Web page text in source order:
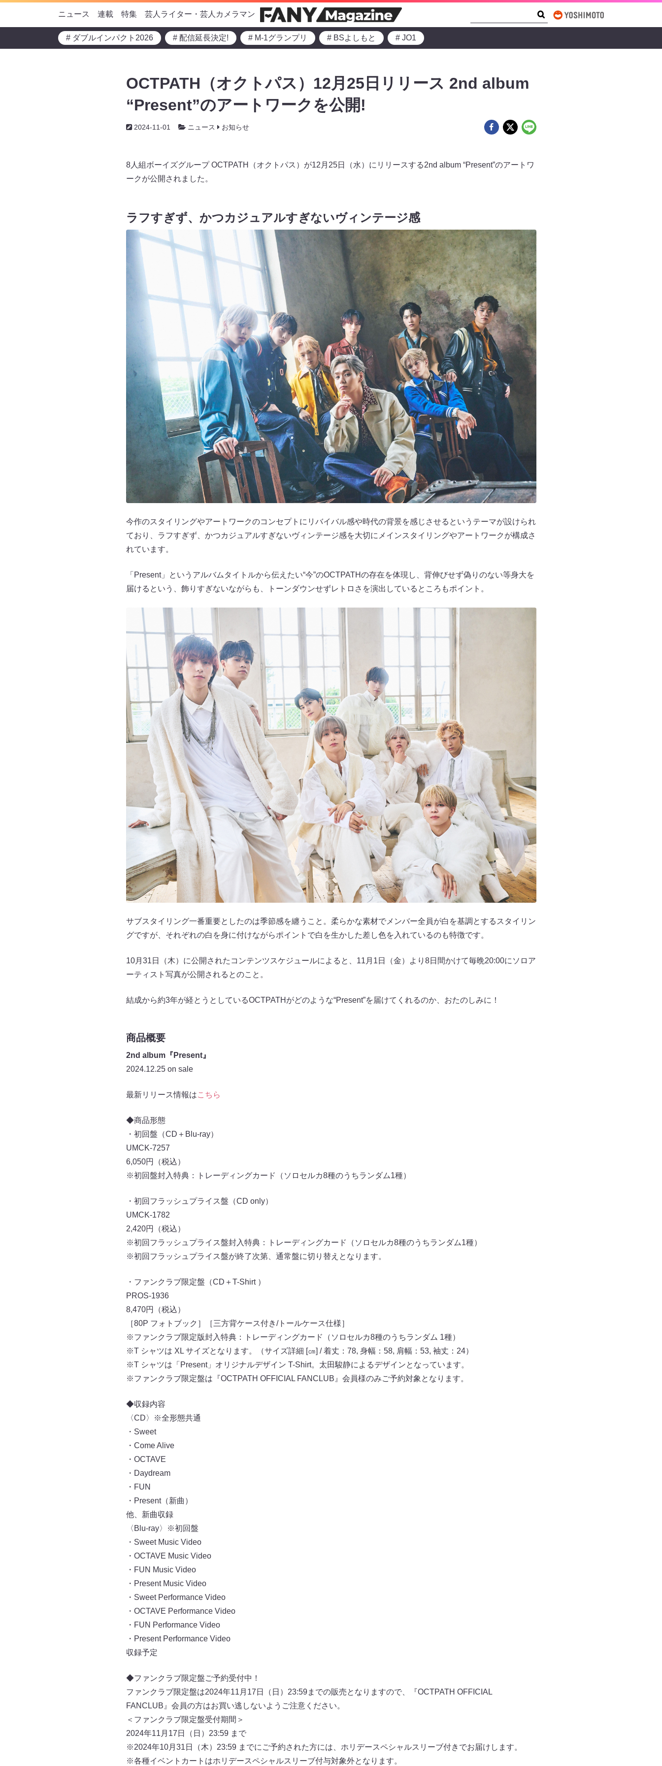
ニュース 連載 特集 芸人ライター・芸人カメラマン
# ダブルインパクト2026 # 配信延長決定! # M-1グランプリ # BSよしもと # JO1
OCTPATH（オクトパス）12月25日リリース 2nd album
“Present”のアートワークを公開!
2024-11-01 ニュース お知らせ
8人組ボーイズグループ OCTPATH（オクトパス）が12月25日（水）にリリースする2nd album “Present”のアートワ
ークが公開されました。
ラフすぎず、かつカジュアルすぎないヴィンテージ感
今作のスタイリングやアートワークのコンセプトにリバイバル感や時代の背景を感じさせるというテーマが設けられ
ており、ラフすぎず、かつカジュアルすぎないヴィンテージ感を大切にメインスタイリングやアートワークが構成さ
れています。
「Present」というアルバムタイトルから伝えたい“今”のOCTPATHの存在を体現し、背伸びせず偽りのない等身大を
届けるという、飾りすぎないながらも、トーンダウンせずレトロさを演出しているところもポイント。
サブスタイリング一番重要としたのは季節感を纏うこと。柔らかな素材でメンバー全員が白を基調とするスタイリン
グですが、それぞれの白を身に付けながらポイントで白を生かした差し色を入れているのも特徴です。
10月31日（木）に公開されたコンテンツスケジュールによると、11月1日（金）より8日間かけて毎晩20:00にソロア
ーティスト写真が公開されるとのこと。
結成から約3年が経とうとしているOCTPATHがどのような“Present”を届けてくれるのか、おたのしみに！
商品概要
2nd album『Present』
2024.12.25 on sale
最新リリース情報はこちら
◆商品形態
・初回盤（CD＋Blu-ray）
UMCK-7257
6,050円（税込）
※初回盤封⼊特典：トレーディングカード（ソロセルカ8種のうちランダム1種）
・初回フラッシュプライス盤（CD only）
UMCK-1782
2,420円（税込）
※初回フラッシュプライス盤封⼊特典：トレーディングカード（ソロセルカ8種のうちランダム1種）
※初回フラッシュプライス盤が終了次第、通常盤に切り替えとなります。
・ファンクラブ限定盤（CD＋T-Shirt ）
PROS-1936
8,470円（税込）
［80P フォトブック］［三⽅背ケース付き/トールケース仕様］
※ファンクラブ限定版封⼊特典：トレーディングカード（ソロセルカ8種のうちランダム 1種）
※T シャツは XL サイズとなります。（サイズ詳細 [㎝] / 着丈：78, ⾝幅：58, 肩幅：53, 袖丈：24）
※T シャツは「Present」オリジナルデザイン T-Shirt。太⽥駿静によるデザインとなっています。
※ファンクラブ限定盤は『OCTPATH OFFICIAL FANCLUB』会員様のみご予約対象となります。
◆収録内容
〈CD〉※全形態共通
・Sweet
・Come Alive
・OCTAVE
・Daydream
・FUN
・Present（新曲）
他、新曲収録
〈Blu-ray〉※初回盤
・Sweet Music Video
・OCTAVE Music Video
・FUN Music Video
・Present Music Video
・Sweet Performance Video
・OCTAVE Performance Video
・FUN Performance Video
・Present Performance Video
収録予定
◆ファンクラブ限定盤ご予約受付中！
ファンクラブ限定盤は2024年11⽉17⽇（⽇）23:59までの販売となりますので、『OCTPATH OFFICIAL
FANCLUB』会員の⽅はお買い逃しないようご注意ください。
＜ファンクラブ限定盤受付期間＞
2024年11⽉17⽇（⽇）23:59 まで
※2024年10⽉31⽇（⽊）23:59 までにご予約された⽅には、ホリデースペシャルスリーブ付きでお届けします。
※各種イベントカートはホリデースペシャルスリーブ付与対象外となります。